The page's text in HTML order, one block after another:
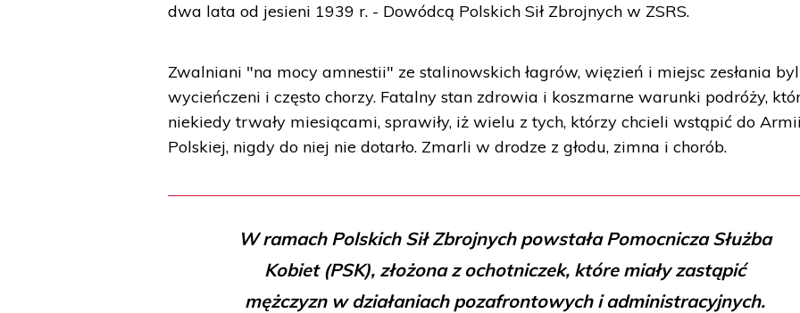
dwa lata od jesieni 1939 r. - Dowódcą Polskich Sił Zbrojnych w ZSRS.
Zwalniani "na mocy amnestii" ze stalinowskich łagrów, więzień i miejsc zesłania
wycieńczeni i często chorzy. Fatalny stan zdrowia i koszmarne warunki podróży,
niekiedy trwały miesiącami, sprawiły, iż wielu z tych, którzy chcieli wstąpić do Armii
Polskiej, nigdy do niej nie dotarło. Zmarli w drodze z głodu, zimna i chorób.
W ramach Polskich Sił Zbrojnych powstała Pomocnicza Służba
Kobiet (PSK), złożona z ochotniczek, które miały zastąpić
mężczyzn w działaniach pozafrontowych i administracyjnych.